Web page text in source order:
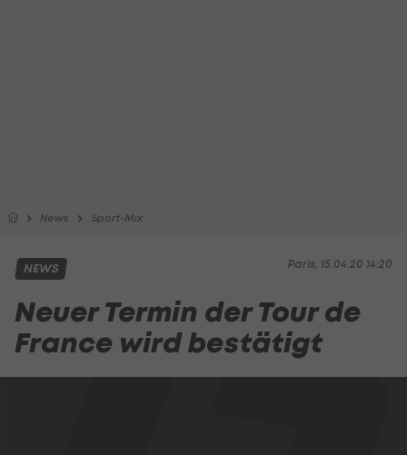
News Sport-Mix
Paris, 15.04.20 14:20
NEWS
Neuer Termin der Tour de
France wird bestätigt